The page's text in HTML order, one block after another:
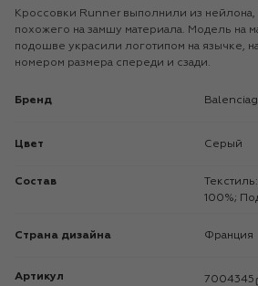
Кроссовки Runner выполнили из нейлона,
похожего на замшу материала. Модель на
подошве украсили логотипом на язычке,
номером размера спереди и сзади.
Бренд
Цвет Серый
Состав
Текстиль: 100%; Подкладка-кожа:
100%;
Страна дизайна Франция
Артикул 7004345